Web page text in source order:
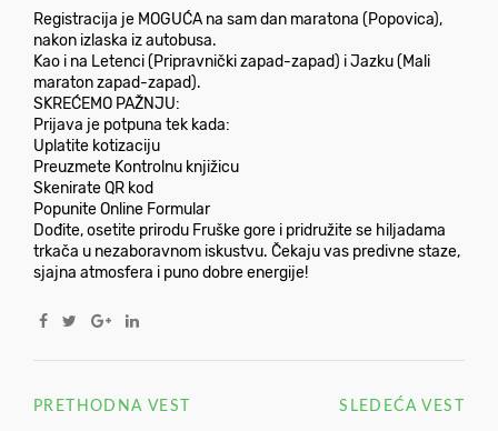
Registracija је MOGUĆA na sam dan maratona (Popovica),
nakon izlaska iz autobusa.
Kao i na Letenci (Pripravnički zapad-zapad) і Jazku (Mali
maraton zapad-zapad).
SKREĆEMO PAŽNJU:
Prijava је potpuna tek kada:
Uplatite kotizaciju
Preuzmete Kontrolnu knjižicu
Skenirate QR kod
Popunite Online Formular
Dođite, osetite prirodu Fruške gore і pridružite se hiljadama
trkača u nezaboravnom iskustvu. Čekaju vas predivne staze,
sjajna atmosfera і puno dobre energije!
PRETHODNA VEST SLEDEĆA VEST